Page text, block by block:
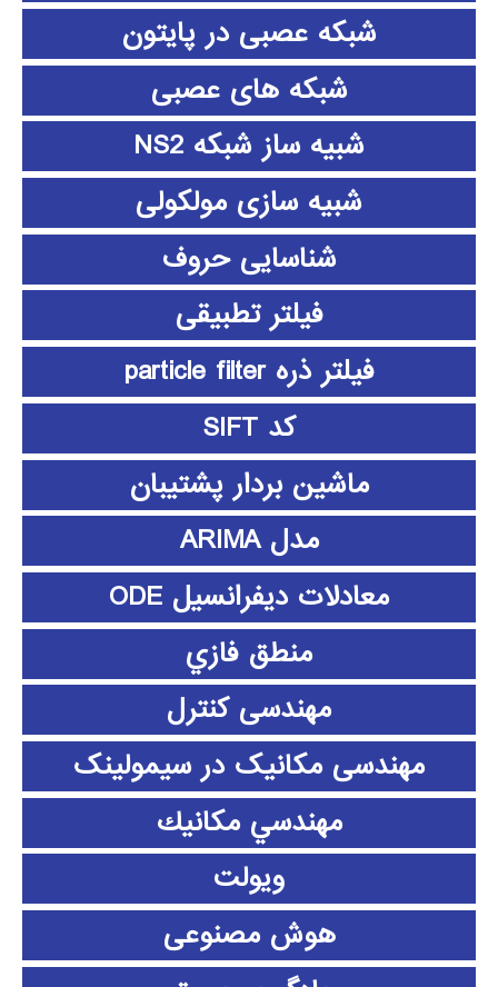
شبکه عصبی در پایتون
شبکه های عصبی
شبیه ساز شبکه NS2
شبیه سازی مولکولی
شناسایی حروف
فیلتر تطبیقی
فیلتر ذره particle filter
کد SIFT
ماشین بردار پشتیبان
مدل ARIMA
معادلات دیفرانسیل ODE
منطق فازي
مهندسی کنترل
مهندسی مکانیک در سیمولینک
مهندسي مكانيك
ویولت
هوش مصنوعی